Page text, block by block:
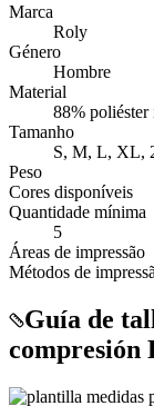
Marca
Roly
Género
Hombre
Material
88% poliéster
Tamanho
S, M, L, XL,
Peso
Cores disponíveis
Quantidade mínima
5
Áreas de impressão
Métodos de
Guía de
compresión